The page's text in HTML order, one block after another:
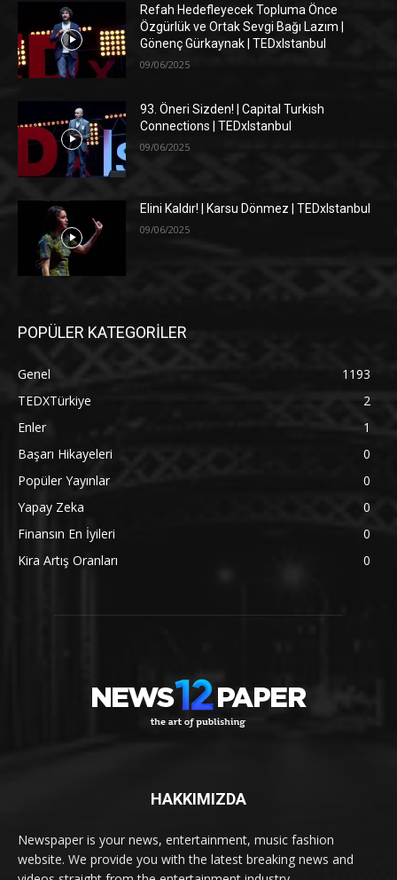
Refah Hedefleyecek Topluma Önce
Özgürlük ve Ortak Sevgi Bağı Lazım |
Gönenç Gürkaynak | TEDxIstanbul
09/06/2025
93. Öneri Sizden! | Capital Turkish
Connections | TEDxIstanbul
09/06/2025
Elini Kaldır! | Karsu Dönmez | TEDxIstanbul
09/06/2025
POPÜLER KATEGORİLER
Genel
1193
TEDXTürkiye
2
Enler
1
Başarı Hikayeleri
0
Popüler Yayınlar
0
Yapay Zeka
0
Finansın En İyileri
0
Kira Artış Oranları
0
HAKKIMIZDA
Newspaper is your news, entertainment, music fashion
website. We provide you with the latest breaking news and